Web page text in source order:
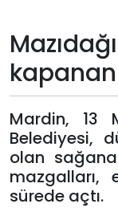
Künye
Giriş
Yap
Mardin, 13
Belediyesi,
olan
mazgalları,
sürede açtı.